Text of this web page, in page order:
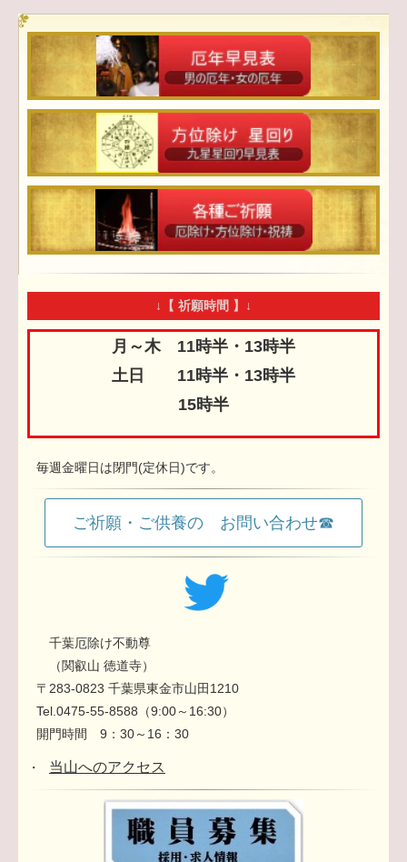
↓【 祈願時間 】↓
月～木 11時半・13時半
土日 11時半・13時半
15時半
毎週金曜日は閉門(定休日)です。
ご祈願・ご供養の お問い合わせ☎
千葉厄除け不動尊
（関叡山 徳道寺）
〒283-0823 千葉県東金市山田1210
Tel.0475-55-8588（9:00～16:30）
開門時間 9：30～16：30
・ 当山へのアクセス